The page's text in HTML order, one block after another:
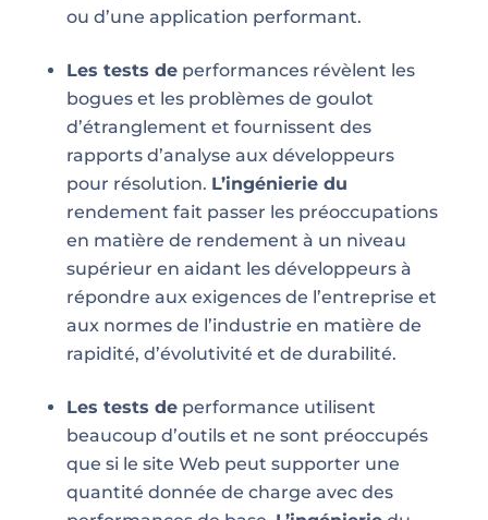
ou d’une application performant.
Les tests deperformances révèlent les
bogues et les problèmes de goulot
d’étranglement et fournissent des
rapports d’analyse aux développeurs
pour résolution. L’ingénierie du
rendement fait passer les préoccupations
en matière de rendement à un niveau
supérieur en aidant les développeurs à
répondre aux exigences de l’entreprise et
aux normes de l’industrie en matière de
rapidité, d’évolutivité et de durabilité.
Les tests deperformance utilisent
beaucoup d’outils et ne sont préoccupés
que si le site Web peut supporter une
quantité donnée de charge avec des